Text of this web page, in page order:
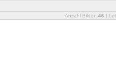
Anzahl Bilder: 46 |